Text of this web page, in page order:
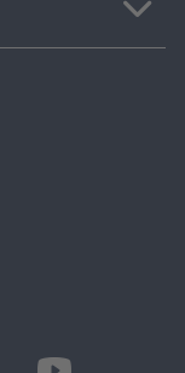
öffnet